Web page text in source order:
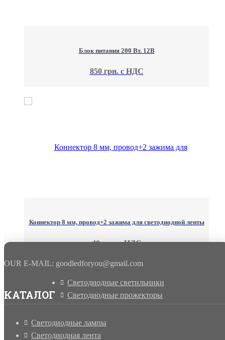
Блок питания 200 Вт. 12В
850 грн. с НДС
Коннектор 8 мм, провод+2 зажима для светодиодной ленты
40 грн. с НДС
OUR E-MAIL: goodledforyou@gmail.cоm
КАТАЛОГ
Светодиодные светильники
Светодиодные прожекторы
Светодиодные лампы
Светодиодная лента